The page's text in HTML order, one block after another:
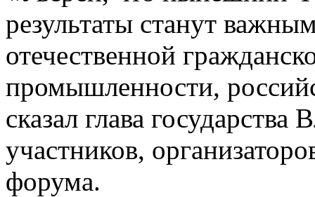
результаты станут
отечественной
промышленности,
сказал глава
участников,
форума.